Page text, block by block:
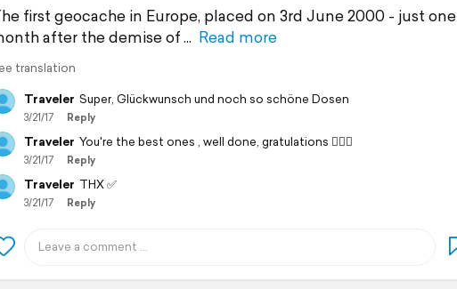
first geocache in Europe, placed on 3rd June 2000 - just one
after the demise of
Read more
translation
Traveler Super, Glückwunsch und noch so schöne Dosen
3/21/17 Reply
Traveler You're the best ones , well done, gratulations 👍🏽😄
3/21/17 Reply
Traveler THX ✅
3/21/17 Reply